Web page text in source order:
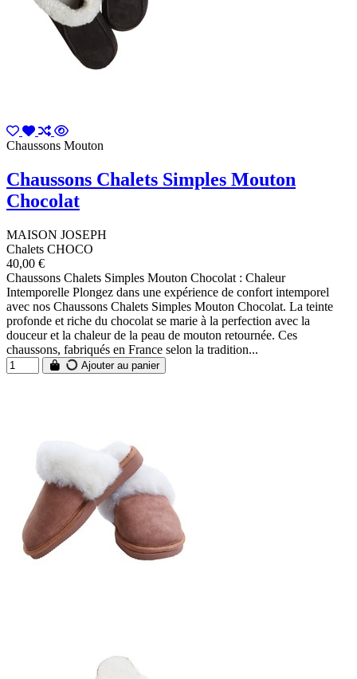
Chaussons Mouton
Chaussons Chalets Simples Mouton
Chocolat
MAISON JOSEPH
Chalets CHOCO
40,00 €
Chaussons Chalets Simples Mouton Chocolat : Chaleur
Intemporelle Plongez dans une expérience de confort intemporel
avec nos Chaussons Chalets Simples Mouton Chocolat. La teinte
profonde et riche du chocolat se marie à la perfection avec la
douceur et la chaleur de la peau de mouton retournée. Ces
chaussons, fabriqués en France selon la tradition...
Ajouter au panier